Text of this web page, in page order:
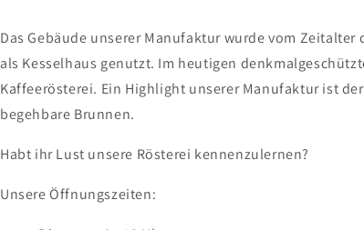
Das Gebäude unserer Manufaktur wurde vom
als Kesselhaus genutzt. Im heutigen
Kaffeerösterei. Ein Highlight unserer Manufaktur ist
begehbare Brunnen.
Habt ihr Lust unsere Rösterei kennenzulernen?
Unsere Öffnungszeiten: